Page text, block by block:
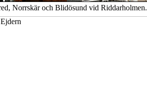
Norrskär och Blidösund vid Riddarholmen.